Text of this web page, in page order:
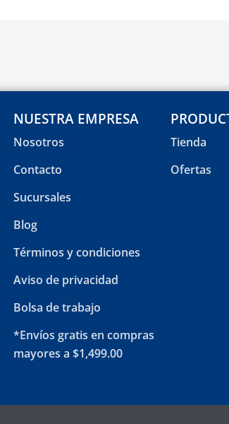
NUESTRA EMPRESA
Nosotros
Contacto
Sucursales
Blog
Términos y condiciones
Aviso de privacidad
Bolsa de trabajo
*Envíos gratis en compras
mayores a $1,499.00
Tienda
Ofertas